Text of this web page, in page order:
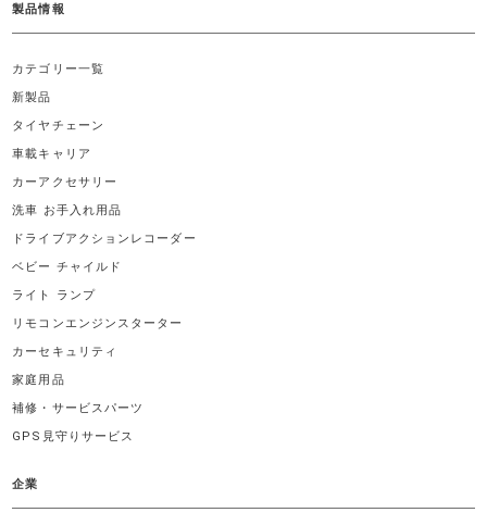
製品情報
カテゴリー一覧
新製品
タイヤチェーン
車載キャリア
カーアクセサリー
洗車 お手入れ用品
ドライブアクションレコーダー
ベビー チャイルド
ライト ランプ
リモコンエンジンスターター
カーセキュリティ
家庭用品
補修・サービスパーツ
GPS見守りサービス
企業